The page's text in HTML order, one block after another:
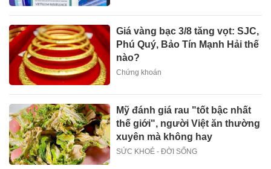
Giá vàng bạc 3/8 tăng vọt: SJC,
Phú Quý, Bảo Tín Mạnh Hải thế
nào?
Chứng khoán
Mỹ đánh giá rau "tốt bậc nhất
thế giới", người Việt ăn thường
xuyên mà không hay
SỨC KHOẺ - ĐỜI SỐNG